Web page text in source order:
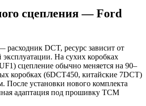
сцепления — Ford
DCT, ресурс зависит от
эксплуатации. На сухих коробках
сцепление обычно меняется на 90–
коробках (6DCT450, китайские 7DCT)
После установки нового комплекта
адаптация под прошивку TCM